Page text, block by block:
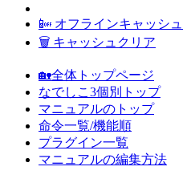
📴 オフラインキャッシュ
🗑 キャッシュクリア
🏡全体トップページ
なでしこ3個別トップ
マニュアルのトップ
命令一覧/機能順
プラグイン一覧
マニュアルの編集方法